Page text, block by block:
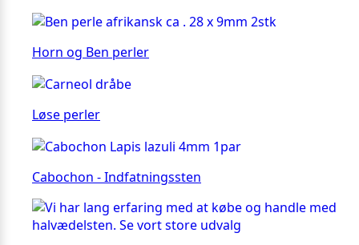
Horn og Ben perler
Løse perler
Cabochon - Indfatningssten